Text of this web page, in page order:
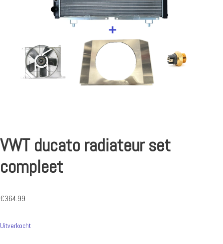
VWT ducato radiateur set
compleet
€364.99
Uitverkocht